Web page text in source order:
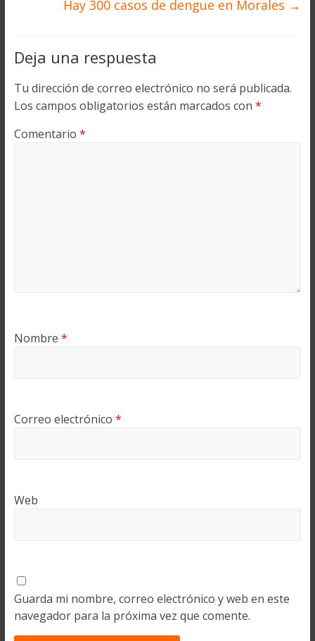
Hay 300 casos de dengue en Morales →
Deja una respuesta
Tu dirección de correo electrónico no será publicada.
Los campos obligatorios están marcados con *
Comentario *
Nombre *
Correo electrónico *
Web
Guarda mi nombre, correo electrónico y web en este
navegador para la próxima vez que comente.